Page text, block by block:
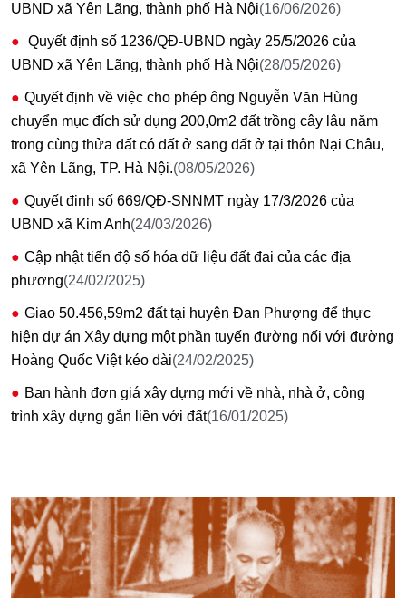
UBND xã Yên Lãng, thành phố Hà Nội(16/06/2026)
Quyết định số 1236/QĐ-UBND ngày 25/5/2026 của
UBND xã Yên Lãng, thành phố Hà Nội(28/05/2026)
Quyết định về việc cho phép ông Nguyễn Văn Hùng
chuyển mục đích sử dụng 200,0m2 đất trồng cây lâu năm
trong cùng thửa đất có đất ở sang đất ở tại thôn Nại Châu,
xã Yên Lãng, TP. Hà Nội.(08/05/2026)
Quyết định số 669/QĐ-SNNMT ngày 17/3/2026 của
UBND xã Kim Anh(24/03/2026)
Cập nhật tiến độ số hóa dữ liệu đất đai của các địa
phương(24/02/2025)
Giao 50.456,59m2 đất tại huyện Đan Phượng để thực
hiện dự án Xây dựng một phần tuyến đường nối với đường
Hoàng Quốc Việt kéo dài(24/02/2025)
Ban hành đơn giá xây dựng mới về nhà, nhà ở, công
trình xây dựng gắn liền với đất(16/01/2025)